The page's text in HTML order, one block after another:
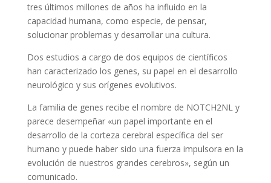
tres últimos millones de años ha influido en la
capacidad humana, como especie, de pensar,
solucionar problemas y desarrollar una cultura.
Dos estudios a cargo de dos equipos de científicos
han caracterizado los genes, su papel en el desarrollo
neurológico y sus orígenes evolutivos.
La familia de genes recibe el nombre de NOTCH2NL y
parece desempeñar «un papel importante en el
desarrollo de la corteza cerebral específica del ser
humano y puede haber sido una fuerza impulsora en la
evolución de nuestros grandes cerebros», según un
comunicado.